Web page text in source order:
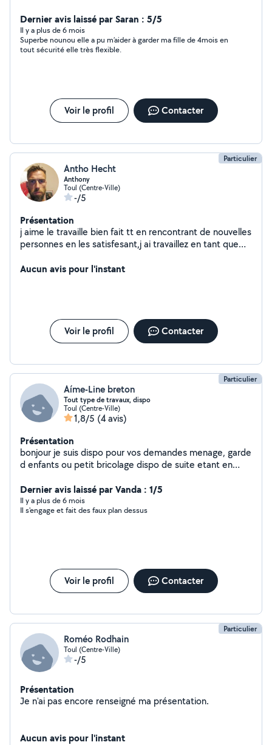
Dernier avis laissé par Saran : 5/5
Il y a plus de 6 mois
Superbe nounou elle a pu m’aider à garder ma fille de 4mois en
tout sécurité elle très flexible.
Voir le profil Contacter
Particulier
Antho Hecht
Anthony
Toul (Centre-Ville)
-/5
Présentation
j aime le travaille bien fait tt en rencontrant de nouvelles
personnes en les satisfesant,j ai travaillez en tant que
Aucun avis pour l'instant
Voir le profil Contacter
Particulier
Aíme-Line breton
Tout type de travaux, dispo
Toul (Centre-Ville)
1,8/5 (4 avis)
Présentation
bonjour je suis dispo pour vos demandes menage, garde
d enfants ou petit bricolage dispo de suite etant en
plaisir que je repondrai a vos besoins a tres vite
mesdames messieurs
Dernier avis laissé par Vanda : 1/5
Il y a plus de 6 mois
Il s'engage et fait des faux plan dessus
Voir le profil Contacter
Particulier
Roméo Rodhain
Toul (Centre-Ville)
-/5
Présentation
Je n'ai pas encore renseigné ma présentation.
Aucun avis pour l'instant